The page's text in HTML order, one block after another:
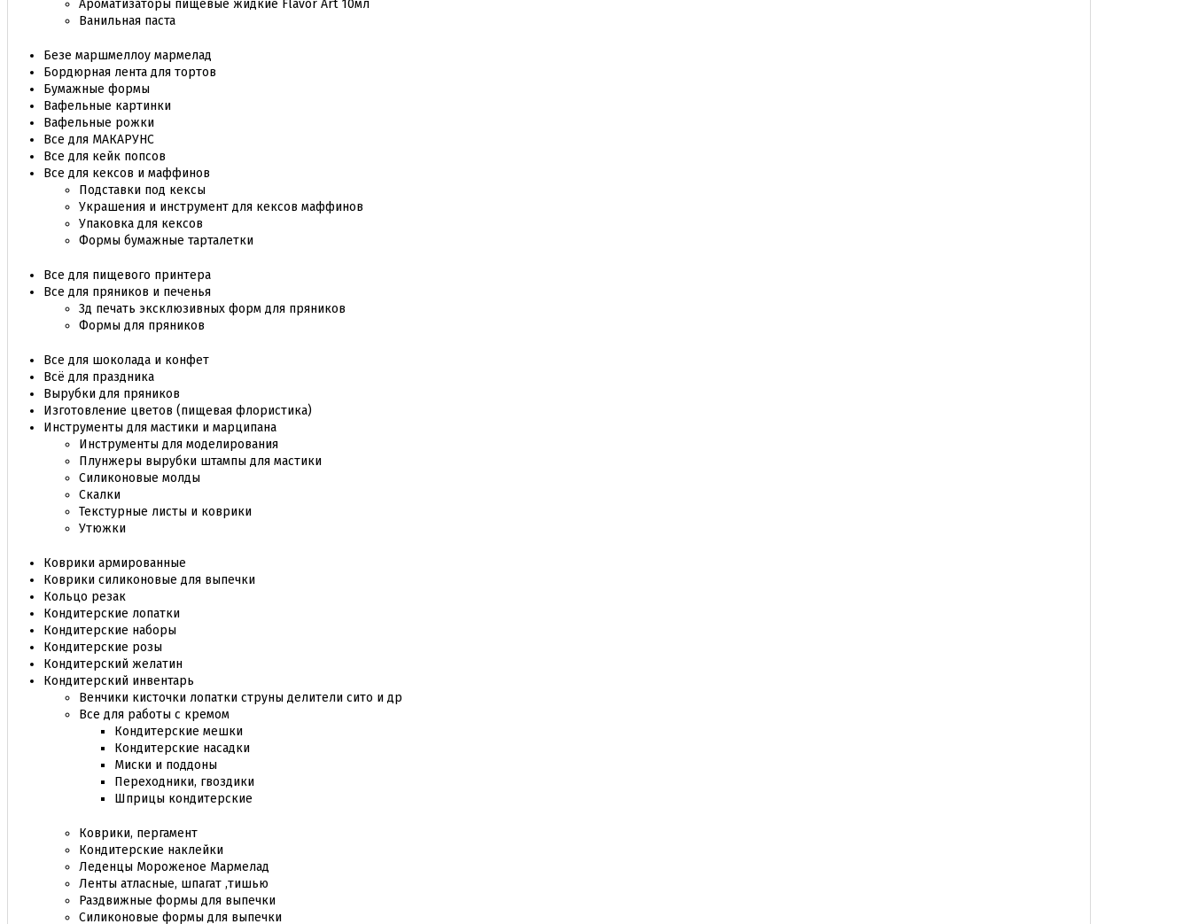
Ароматизаторы пищевые жидкие Flavor Art 10мл
Ванильная паста
Безе маршмеллоу мармелад
Бордюрная лента для тортов
Бумажные формы
Вафельные картинки
Вафельные рожки
Все для МАКАРУНС
Все для кейк попсов
Все для кексов и маффинов
Подставки под кексы
Украшения и инструмент для кексов маффинов
Упаковка для кексов
Формы бумажные тарталетки
Все для пищевого принтера
Все для пряников и печенья
3д печать эксклюзивных форм для пряников
Формы для пряников
Все для шоколада и конфет
Всё для праздника
Вырубки для пряников
Изготовление цветов (пищевая флористика)
Инструменты для мастики и марципана
Инструменты для моделирования
Плунжеры вырубки штампы для мастики
Силиконовые молды
Скалки
Текстурные листы и коврики
Утюжки
Коврики армированные
Коврики силиконовые для выпечки
Кольцо резак
Кондитерские лопатки
Кондитерские наборы
Кондитерские розы
Кондитерский желатин
Кондитерский инвентарь
Венчики кисточки лопатки струны делители сито и др
Все для работы с кремом
Кондитерские мешки
Кондитерские насадки
Миски и поддоны
Переходники, гвоздики
Шприцы кондитерские
Коврики, пергамент
Кондитерские наклейки
Леденцы Мороженое Мармелад
Ленты атласные, шпагат ,тишью
Раздвижные формы для выпечки
Силиконовые формы для выпечки